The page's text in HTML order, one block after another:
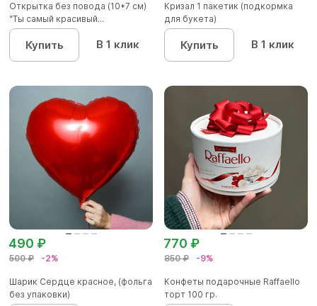
Открытка без повода (10*7 см)
"Ты самый красивый...
Купить В 1 клик
Кризал 1 пакетик (подкормка
для букета)
Купить В 1 клик
500 ₽ -2%
490 ₽
Шарик Сердце красное, (фольга
без упаковки)
850 ₽ -9%
770 ₽
Конфеты подарочные Raffaello
торт 100 гр.